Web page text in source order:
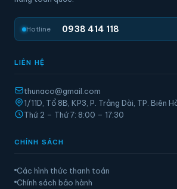
Hotline 0938 414 118
LIÊN HỆ
thunaco@gmail.com
1/11D, Tổ 8B, KP3, P. Trảng Dài, TP. Biên
Thứ 2 – Thứ 7: 8:00 – 17:30
CHÍNH SÁCH
Các hình thức thanh toán
Chính sách bảo hành